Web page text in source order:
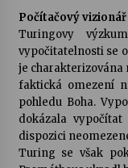
Počítačový vizionář
Turingovy
vypočitatelnosti se
je charakterizována
faktická omezení
pohledu Boha.
dokázala
dispozici
Turing se však